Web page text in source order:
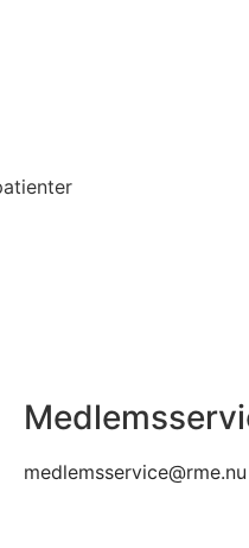
medlemsservice@rme.nu